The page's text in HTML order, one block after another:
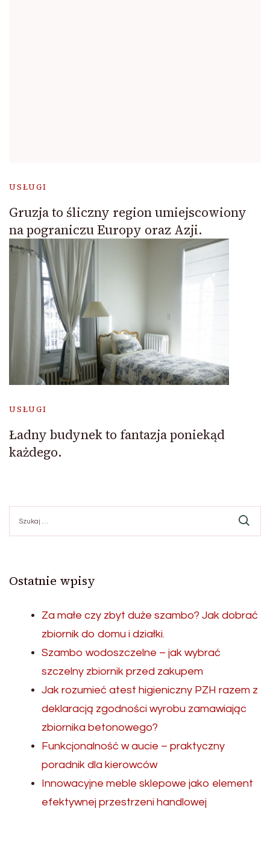
USŁUGI
Gruzja to śliczny region umiejscowiony
na pograniczu Europy oraz Azji.
USŁUGI
Ładny budynek to fantazja poniekąd
każdego.
Ostatnie wpisy
Za małe czy zbyt duże szambo? Jak dobrać
zbiornik do domu i działki.
Szambo wodoszczelne – jak wybrać
szczelny zbiornik przed zakupem
Jak rozumieć atest higieniczny PZH razem z
deklaracją zgodności wyrobu zamawiając
zbiornika betonowego?
Funkcjonalność w aucie – praktyczny
poradnik dla kierowców
Innowacyjne meble sklepowe jako element
efektywnej przestrzeni handlowej